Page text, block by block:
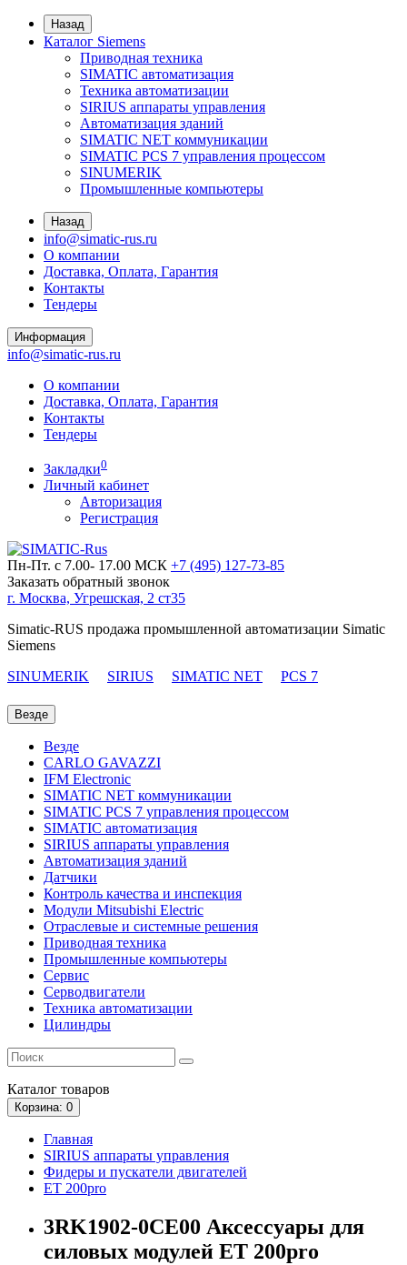
Назад
Каталог Siemens
Приводная техника
SIMATIC автоматизация
Техника автоматизации
SIRIUS аппараты управления
Автоматизация зданий
SIMATIC NET коммуникации
SIMATIC PCS 7 управления процессом
SINUMERIK
Промышленные компьютеры
Назад
info@simatic-rus.ru
О компании
Доставка, Оплата, Гарантия
Контакты
Тендеры
Информация
info@simatic-rus.ru
О компании
Доставка, Оплата, Гарантия
Контакты
Тендеры
Закладки0
Личный кабинет
Авторизация
Регистрация
Пн-Пт. с 7.00- 17.00 МСК +7 (495) 127-73-85
Заказать обратный звонок
г. Москва, Угрешская, 2 ст35
Simatic-RUS продажа промышленной автоматизации Simatic
Siemens
SINUMERIK
SIRIUS SIMATIC NET PCS 7
Везде
Везде
CARLO GAVAZZI
IFM Electronic
SIMATIC NET коммуникации
SIMATIC PCS 7 управления процессом
SIMATIC автоматизация
SIRIUS аппараты управления
Автоматизация зданий
Датчики
Контроль качества и инспекция
Модули Mitsubishi Electric
Отраслевые и системные решения
Приводная техника
Промышленные компьютеры
Сервис
Серводвигатели
Техника автоматизации
Цилиндры
Каталог товаров
Корзина: 0
Главная
SIRIUS аппараты управления
Фидеры и пускатели двигателей
ET 200pro
3RK1902-0CE00 Аксессуары для
силовых модулей ET 200pro